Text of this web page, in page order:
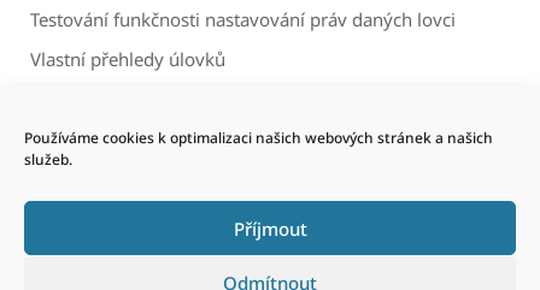
Používáme cookies k optimalizaci našich webových stránek a našich
služeb.
Příjmout
Odmítnout
Testování funkčnosti nastavování práv daných lovci
Vlastní přehledy úlovků
Pravidlo pouze jednoho hospodáře v honitbě